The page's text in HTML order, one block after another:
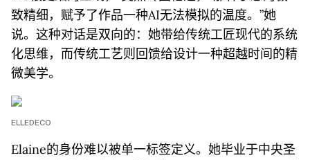
致精细，赋予了作品一种AI无法模拟的温度。”她
说。这种对话是双向的：她带给传统工匠现代的系统
化思维，而传统工艺则回馈给设计一种超越时间的精
微美学。
ELLEDECO
Elaine的身份难以被单一标签定义。她毕业于中央圣